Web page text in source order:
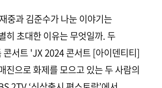
중과 김준수가 나눈 이야기는
히 초대한 이유는 무엇일까. 두
서트 'JX 2024 콘서트 [아이덴티티]
진으로 화제를 모으고 있는 두 사람의